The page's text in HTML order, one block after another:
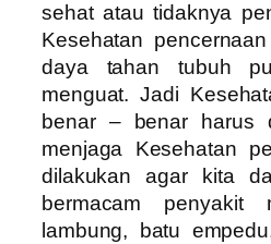
sehat atau tidaknya
Kesehatan
daya tahan tubuh
menguat. Jadi
benar – benar harus
menjaga Kesehatan
dilakukan agar kita
bermacam
lambung, batu